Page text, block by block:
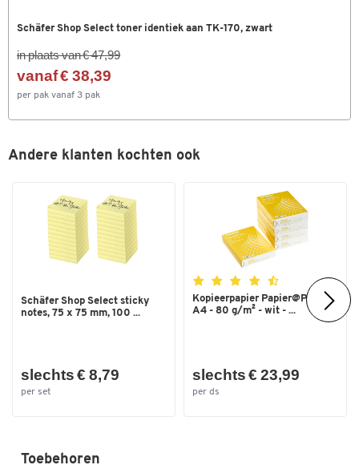
Schäfer Shop Select toner identiek aan TK-170, zwart
in plaats van € 47,99
vanaf € 38,39
per pak vanaf 3 pak
Andere klanten kochten ook
Schäfer Shop Select sticky
notes, 75 x 75 mm, 100 ...
slechts € 8,79
per set
Kopieerpapier Papier@Print -
A4 - 80 g/m² - wit - ...
slechts € 23,99
per ds
Toebehoren